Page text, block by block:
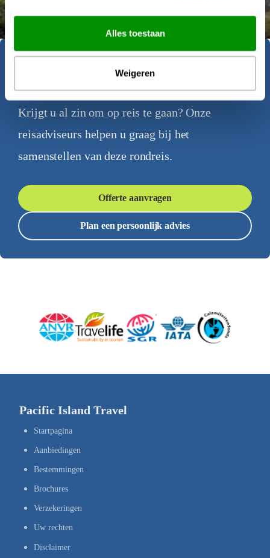
Alles toestaan
Weigeren
Geïnspireerd geraakt?
Krijgt u al zin om op reis te gaan? Onze
reisadviseurs helpen u graag bij het
samenstellen van deze rondreis.
Offerte aanvragen
Plan een persoonlijk advies
Pacific Island Travel
Startpagina
Aanbiedingen
Bestemmingen
Brochures
Verzekeringen
Uw rechten
Disclaimer